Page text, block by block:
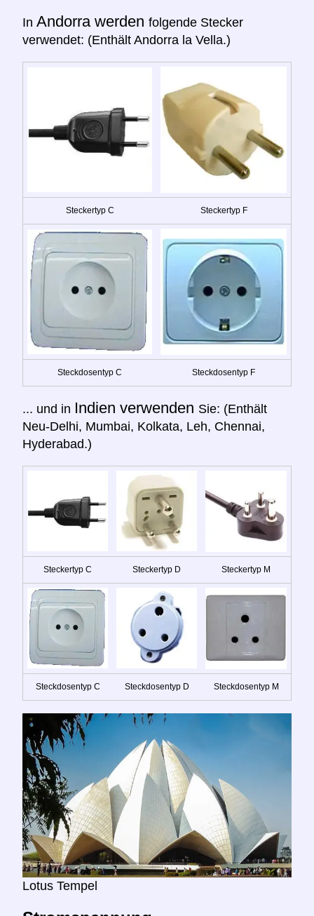
In Andorra werden folgende Stecker
verwendet: (Enthält Andorra la Vella.)
Steckertyp C Steckertyp F
Steckdosentyp C Steckdosentyp F
... und in Indien verwenden Sie: (Enthält
Neu-Delhi, Mumbai, Kolkata, Leh, Chennai,
Hyderabad.)
Steckertyp C Steckertyp D Steckertyp M
Steckdosentyp C Steckdosentyp D Steckdosentyp M
Lotus Tempel